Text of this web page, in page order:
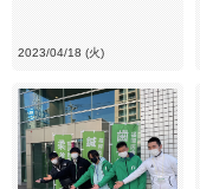
2023/04/18 (火)